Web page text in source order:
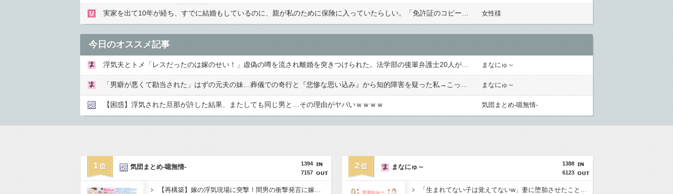
女性様
今日のオススメ記事
まなにゅ～
まなにゅ～
【困惑】浮気された旦那が許した結果、またしても同じ男と…その理由がヤバいｗｗｗｗ 気団まとめ-噫無情-
1
1394
7157
気団まとめ-噫無情-
【再構築】嫁の浮気現場に突撃！間男の衝撃発言に嫁大ダメージの結果がコレｗｗｗｗ
2
1388
6123
まなにゅ～
「生まれてない子は覚えてないw」妻に堕胎させたことを忘れ開き直るクソ叔父→その場にいた流産直後の嫁や子供など『10人』が泣き叫ぶ地獄絵図へ